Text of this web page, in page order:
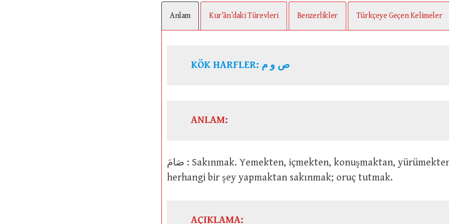
Anlam Kur’ân’daki Türevleri Benzerlikler Türkçeye Geçen Kelimeler
KÖK HARFLER: ص و م
ANLAM:
صَامَ : Sakınmak. Yemekten, içmekten, konuşmaktan, yürümekten veya
herhangi bir şey yapmaktan sakınmak; oruç tutmak.
AÇIKLAMA: